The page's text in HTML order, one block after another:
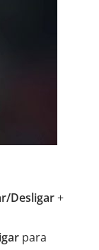
Desligar+
para